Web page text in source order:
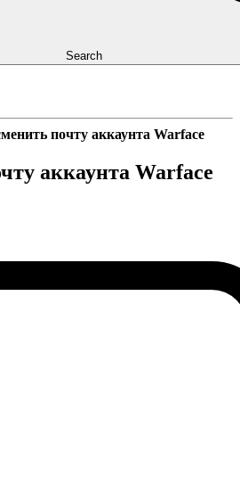
Search
почту аккаунта Warface
аккаунта Warface